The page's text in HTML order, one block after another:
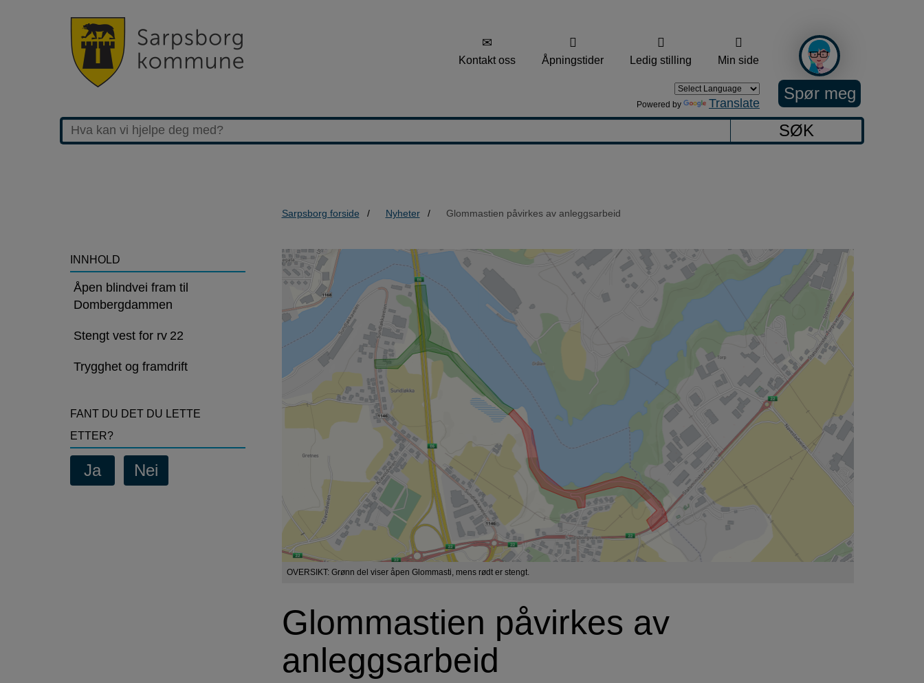
Kontakt oss Åpningstider Ledig stilling Min side
Spør meg
Powered by Translate
SØK
Sarpsborg forside Nyheter Glommastien påvirkes av anleggsarbeid
>Glommastien
påvirkes
av
anleggsarbeid
INNHOLD
Åpen blindvei fram til
Dombergdammen
Stengt vest for rv 22
Trygghet og framdrift
FANT DU DET DU LETTE
ETTER?
OVERSIKT: Grønn del viser åpen Glommasti, mens rødt er stengt.
Glommastien påvirkes av
anleggsarbeid